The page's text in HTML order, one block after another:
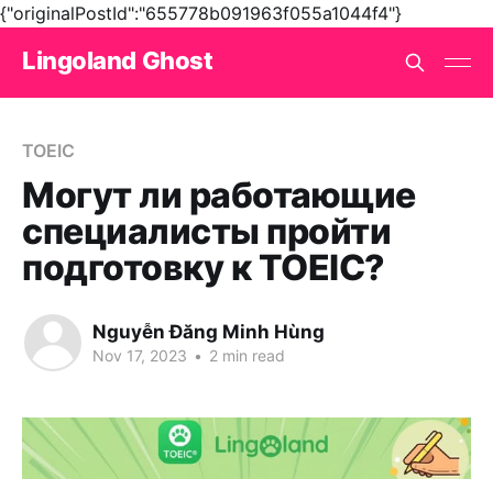
{"originalPostId":"655778b091963f055a1044f4"}
Lingoland Ghost
TOEIC
Могут ли работающие
специалисты пройти
подготовку к TOEIC?
Nguyễn Đăng Minh Hùng
Nov 17, 2023 • 2 min read